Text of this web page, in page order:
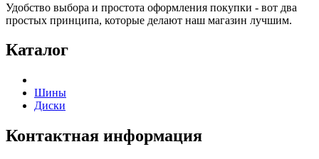
Удобство выбора и простота оформления покупки - вот два
простых принципа, которые делают наш магазин лучшим.
Каталог
Шины
Диски
Контактная информация